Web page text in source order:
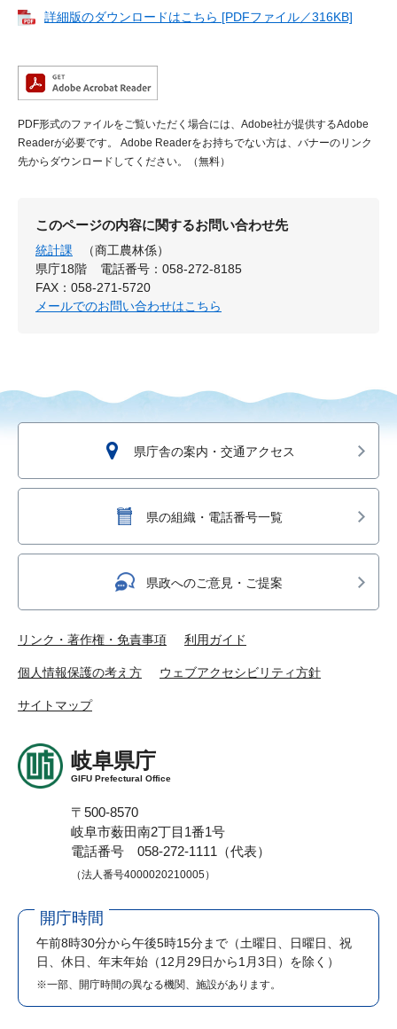
詳細版のダウンロードはこちら [PDFファイル／316KB]
PDF形式のファイルをご覧いただく場合には、Adobe社が提供するAdobe
Readerが必要です。
Adobe Readerをお持ちでない方は、バナーのリンク
先からダウンロードしてください。（無料）
このページの内容に関するお問い合わせ先
統計課
（商工農林係）
県庁18階
電話番号：058-272-8185
FAX：058-271-5720
メールでのお問い合わせはこちら
県庁舎の案内・交通アクセス
県の組織・電話番号一覧
県政へのご意見・ご提案
リンク・著作権・免責事項 利用ガイド
個人情報保護の考え方 ウェブアクセシビリティ方針
サイトマップ
岐阜県庁
GIFU Prefectural Office
〒500-8570
岐阜市薮田南2丁目1番1号
電話番号 058-272-1111（代表）
（法人番号4000020210005）
開庁時間
午前8時30分から午後5時15分まで （土曜日、日曜日、祝
日、休日、年末年始（12月29日から1月3日）を除く）
※一部、開庁時間の異なる機関、施設があります。